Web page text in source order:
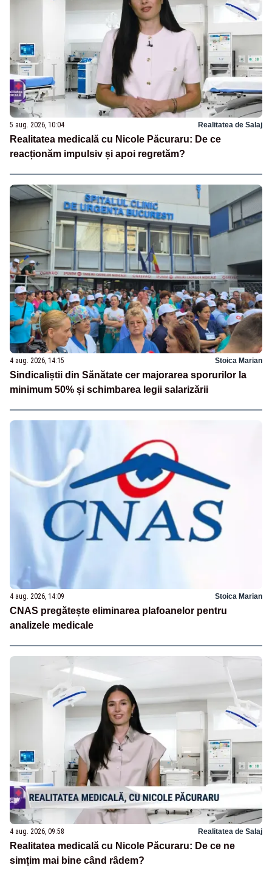
5 aug. 2026, 10:04 Realitatea de Salaj
Realitatea medicală cu Nicole Păcuraru: De ce
reacționăm impulsiv și apoi regretăm?
4 aug. 2026, 14:15 Stoica Marian
Sindicaliștii din Sănătate cer majorarea sporurilor la
minimum 50% și schimbarea legii salarizării
4 aug. 2026, 14:09 Stoica Marian
CNAS pregătește eliminarea plafoanelor pentru
analizele medicale
4 aug. 2026, 09:58 Realitatea de Salaj
Realitatea medicală cu Nicole Păcuraru: De ce ne
simțim mai bine când râdem?